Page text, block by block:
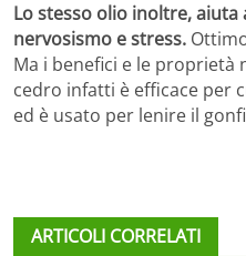
Lo stesso olio inoltre, aiuta
nervosismo e stress.
Ma i benefici e le proprietà
cedro infatti è efficace per
ed è usato per lenire il
ARTICOLI CORRELATI